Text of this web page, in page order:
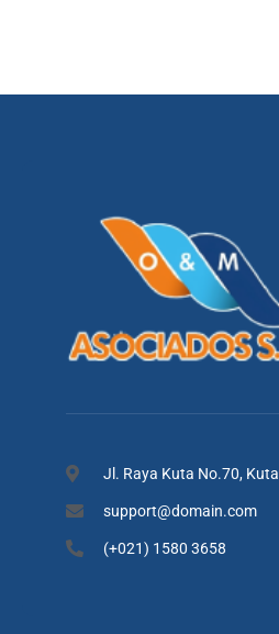
Jl. Raya Kuta No.70, Kuta
support@domain.com
(+021) 1580 3658